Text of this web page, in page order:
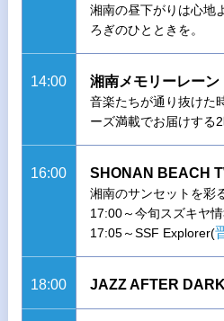
湘南の昼下がりは心地
ろぎのひとときを。
14:00 湘南メモリーレーン
音楽たちが通り抜けた
ーズ満載でお届けする
16:00 SHONAN BEACH
湘南のサンセットを彩
17:00～今旬スズキヤ
17:05～SSF Explorer(
18:00 JAZZ AFTER DARK